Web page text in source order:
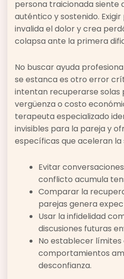
persona traicionada siente
auténtico y sostenido.
invalida el dolor y crea
colapsa ante la primera
No buscar ayuda
se estanca es otro error
intentan recuperarse solas
vergüenza o costo
terapeuta especializado
invisibles para la pareja y
específicas que aceleran la
Evitar
conflicto acumula
Comparar la
parejas genera
Usar la infidelidad
discusiones futuras
No establecer
comportamientos
desconfianza.